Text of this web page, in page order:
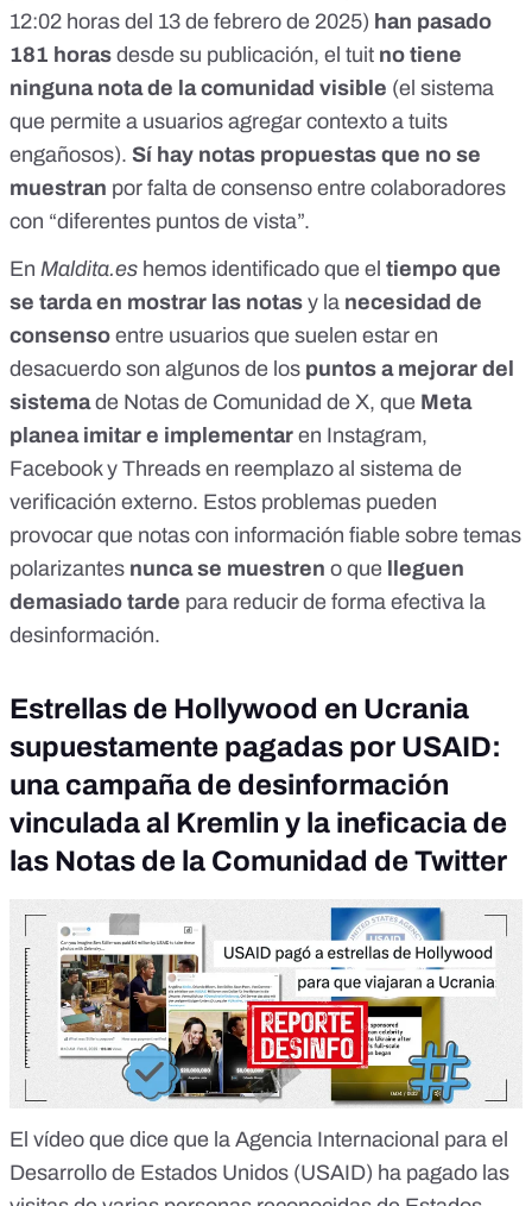
12:02 horas del 13 de febrero de 2025) han pasado
181 horas desde su publicación, el tuit no tiene
ningunanota de la comunidad visible (el sistema
que permite a usuarios agregar contexto a tuits
engañosos). Sí hay notas propuestas que no se
muestran por falta de consenso entre colaboradores
con “diferentes puntos de vista”.
En Maldita.es hemos identificado que el tiempo que
se tarda en mostrar las notas y la necesidad de
consenso entre usuarios que suelen estar en
desacuerdo son algunos de los puntos a mejorar del
sistemade Notas de Comunidad de X, que Meta
planea imitar e implementar en Instagram,
Facebook y Threads en reemplazo al sistema de
verificación externo. Estos problemas pueden
provocar que notas con información fiable sobre temas
polarizantes nunca se muestren o que lleguen
demasiado tarde para reducir de forma efectiva la
desinformación.
Estrellas de Hollywood en Ucrania
supuestamente pagadas por USAID:
una campaña de desinformación
vinculada al Kremlin y la ineficacia de
las Notas de la Comunidad de Twitter
El vídeo que dice que la Agencia Internacional para el
Desarrollo de Estados Unidos (USAID) ha pagado las